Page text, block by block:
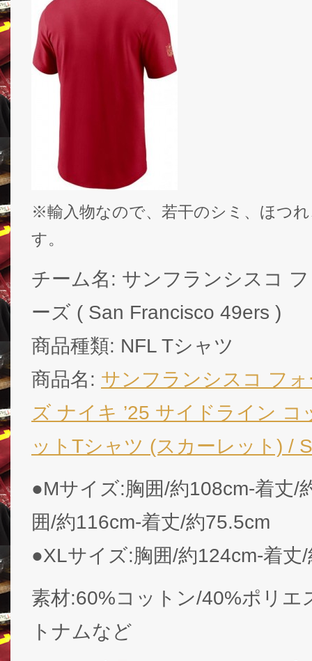
※輸入物なので、若干のシミ、ほつ
す。
チーム名: サンフランシスコ
ーズ ( San Francisco 49ers )
商品種類: NFL Tシャツ
商品名: サンフランシスコ フ
ズ ナイキ ’25 サイドライン
ットTシャツ (スカーレット) /
●Mサイズ:胸囲/約108cm-着丈/
囲/約116cm-着丈/約75.5cm
●XLサイズ:胸囲/約124cm-着丈
素材:60%コットン/40%ポリ
トナムなど